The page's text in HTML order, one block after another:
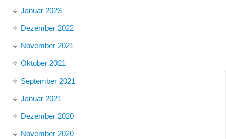
Januar 2023
Dezember 2022
November 2021
Oktober 2021
September 2021
Januar 2021
Dezember 2020
November 2020